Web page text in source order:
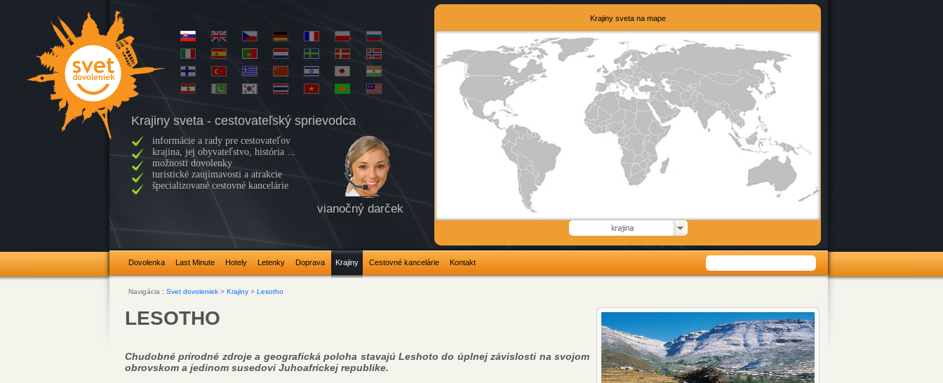
Krajiny sveta - cestovateľský sprievodca
informácie a rady pre cestovateľov
krajina, jej obyvateľstvo, história ...
možnosti dovolenky
turistické zaujímavosti a atrakcie
špecializované cestovné kancelárie
vianočný darček
Krajiny sveta na mape
Dovolenka Last Minute Hotely Letenky Doprava Krajiny Cestovné kancelárie Kontakt
Navigácia : Svet dovoleniek > Krajiny > Lesotho
LESOTHO
Chudobné prírodné zdroje a geografická poloha stavajú Leshoto do úplnej závislosti na svojom
obrovskom a jedinom susedovi Juhoafrickej republike.